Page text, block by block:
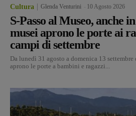
Cultura Glenda Venturini 10 Agosto 2026
S-Passo al Museo, anche
musei aprono le porte ai
campi di settembre
Da lunedì 31 agosto a domenica 13
aprono le porte a bambini e ragazzi...